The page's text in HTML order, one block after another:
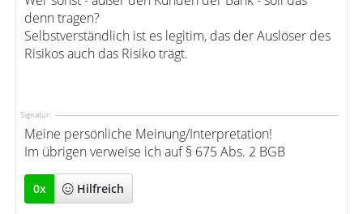
denn tragen?
Selbstverständlich ist es legitim, das der Auslöser des
Risikos auch das Risiko trägt.
Signatur:
Meine persönliche Meinung/Interpretation!
Im übrigen verweise ich auf § 675 Abs. 2 BGB
0x Hilfreich